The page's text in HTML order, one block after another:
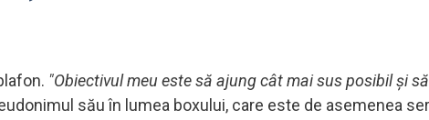
"Obiectivul meu este să ajung cât mai sus posibil și
său în lumea boxului, care este de asemenea